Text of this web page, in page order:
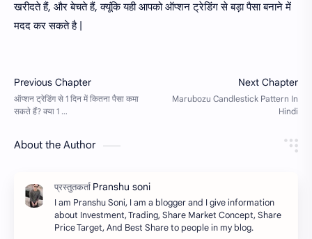
खरीदते हैं, और बेचते हैं, क्यूंकि यही आपको ऑप्शन ट्रेडिंग से बड़ा पैसा बनाने में
मदद कर सकते है |
About the Author
I am Pranshu Soni, I am a blogger and I give information
about Investment, Trading, Share Market Concept, Share
Price Target, And Best Share to people in my blog.